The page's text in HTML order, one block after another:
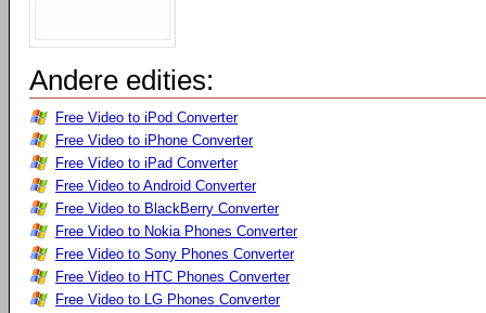
Andere edities:
Free Video to iPod Converter
Free Video to iPhone Converter
Free Video to iPad Converter
Free Video to Android Converter
Free Video to BlackBerry Converter
Free Video to Nokia Phones Converter
Free Video to Sony Phones Converter
Free Video to HTC Phones Converter
Free Video to LG Phones Converter